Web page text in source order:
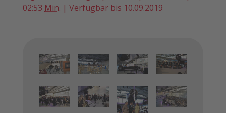
02:53 Min. | Verfügbar bis 10.09.2019